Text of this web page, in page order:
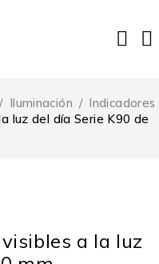
/ Iluminación / Indicadores
luz del día Serie K90 de
a la luz